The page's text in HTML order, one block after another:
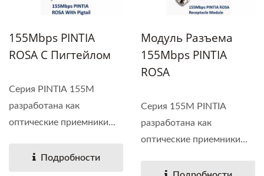
155Mbps PINTIA
ROSA С Пигтейлом
Серия PINTIA 155M
разработана как
оптические приемники...
Подробности
Модуль Разъема
155Mbps PINTIA
ROSA
Серия 155M PINTIA
разработана как
оптические приемники...